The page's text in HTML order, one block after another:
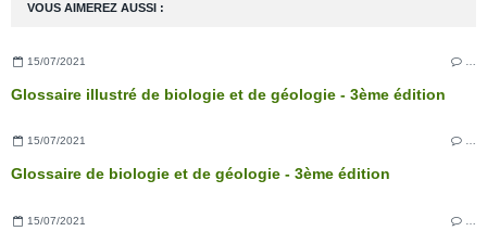
VOUS AIMEREZ AUSSI :
15/07/2021
Glossaire illustré de biologie et de géologie - 3ème édition
15/07/2021 …
Glossaire de biologie et de géologie - 3ème édition
15/07/2021